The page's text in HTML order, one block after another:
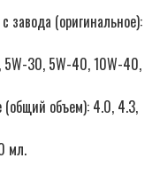
завода (оригинальное):
5W-30, 5W-40, 10W-40,
(общий объем): 4.0, 4.3,
мл.